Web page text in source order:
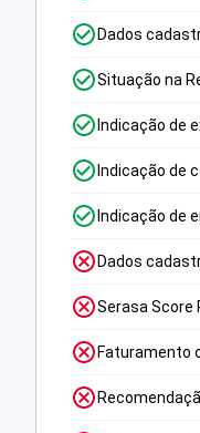
Dados
Situação na
Indicação de
Indicação de
Indicação de
Dados
Serasa Score
Faturamento